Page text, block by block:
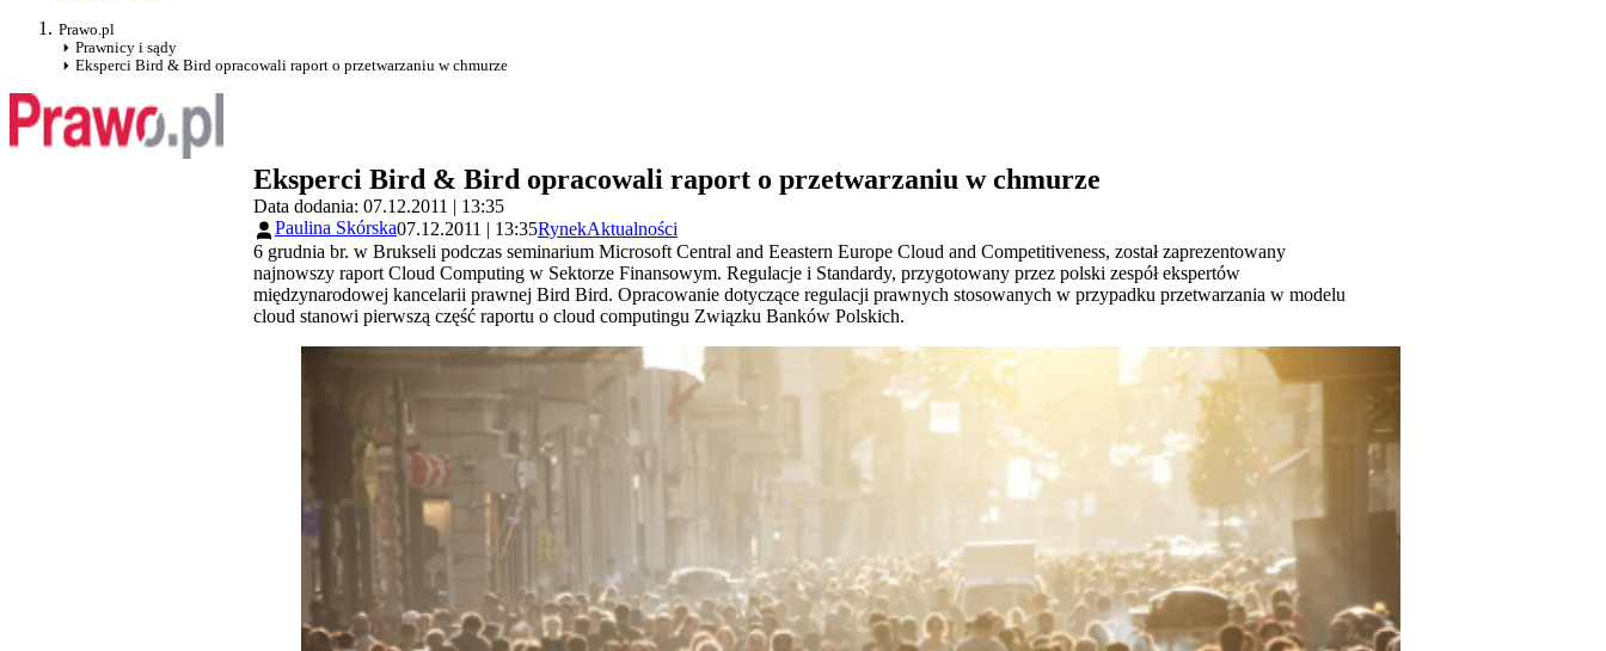
Prawo.pl
Prawnicy i sądy
Eksperci Bird & Bird opracowali raport o przetwarzaniu w chmurze
Eksperci Bird & Bird opracowali raport o przetwarzaniu w chmurze
Data dodania: 07.12.2011 | 13:35
Paulina Skórska07.12.2011 | 13:35RynekAktualności
6 grudnia br. w Brukseli podczas seminarium Microsoft Central and Eeastern Europe Cloud and Competitiveness, został zaprezentowany
najnowszy raport Cloud Computing w Sektorze Finansowym. Regulacje i Standardy, przygotowany przez polski zespół ekspertów
międzynarodowej kancelarii prawnej Bird Bird. Opracowanie dotyczące regulacji prawnych stosowanych w przypadku przetwarzania w modelu
cloud stanowi pierwszą część raportu o cloud computingu Związku Banków Polskich.